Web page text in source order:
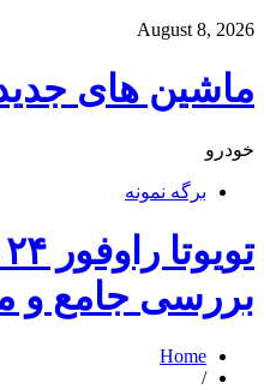
August 8, 2026
ماشین های
خودرو
برگه نمونه
بررسی جامع
Home
/